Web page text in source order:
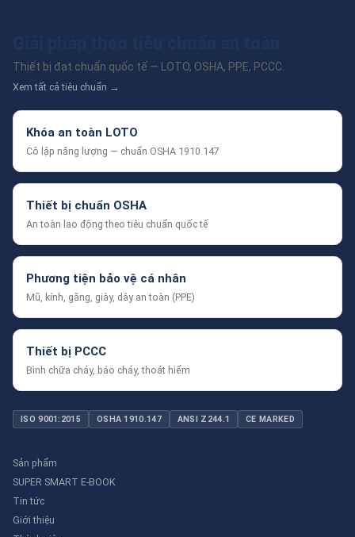
Thiết bị đạt chuẩn quốc tế — LOTO, OSHA, PPE, PCCC.
Xem tất cả tiêu chuẩn →
Khóa an toàn LOTO
Cô lập năng lượng — chuẩn OSHA 1910.147
Thiết bị chuẩn OSHA
An toàn lao động theo tiêu chuẩn quốc tế
Phương tiện bảo vệ cá nhân
Mũ, kính, găng, giày, dây an toàn (PPE)
Thiết bị PCCC
Bình chữa cháy, báo cháy, thoát hiểm
ISO 9001:2015 OSHA 1910.147 ANSI Z244.1 CE MARKED
Sản phẩm
SUPER SMART E-BOOK
Tin tức
Giới thiệu